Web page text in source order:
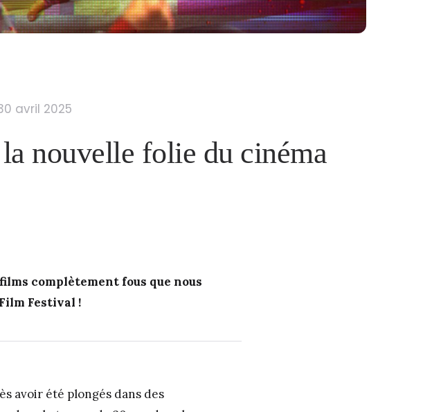
avril 2025
nouvelle folie du cinéma
complètement fous que nous
Festival !
avoir été plongés dans des